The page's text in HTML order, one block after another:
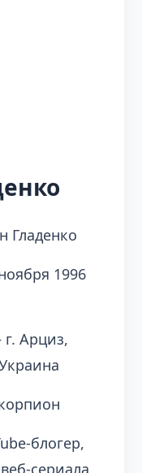
Гладенко
1996
Арциз,
блогер,
сериала